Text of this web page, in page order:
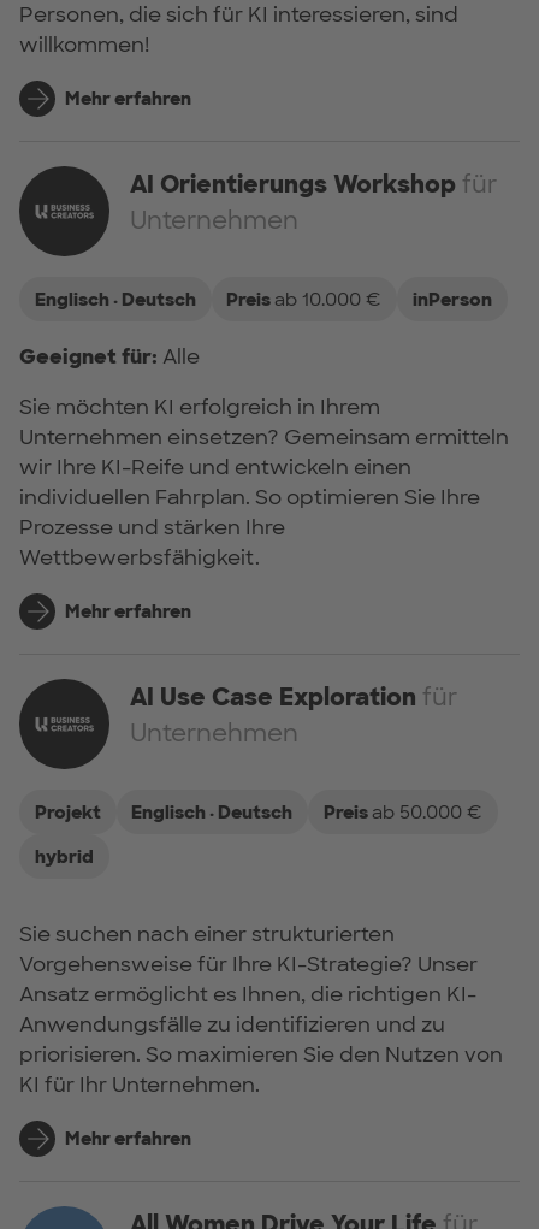
Personen, die sich für KI interessieren, sind
willkommen!
Mehr erfahren
AI Orientierungs Workshop für
Unternehmen
Englisch · Deutsch Preis ab 10.000 € inPerson
Geeignet für: Alle
Sie möchten KI erfolgreich in Ihrem
Unternehmen einsetzen? Gemeinsam ermitteln
wir Ihre KI-Reife und entwickeln einen
individuellen Fahrplan. So optimieren Sie Ihre
Prozesse und stärken Ihre
Wettbewerbsfähigkeit.
Mehr erfahren
AI Use Case Exploration für
Unternehmen
Projekt Englisch · Deutsch Preis ab 50.000 €
hybrid
Sie suchen nach einer strukturierten
Vorgehensweise für Ihre KI-Strategie? Unser
Ansatz ermöglicht es Ihnen, die richtigen KI-
Anwendungsfälle zu identifizieren und zu
priorisieren. So maximieren Sie den Nutzen von
KI für Ihr Unternehmen.
Mehr erfahren